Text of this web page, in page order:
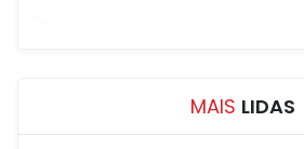
MAIS LIDAS